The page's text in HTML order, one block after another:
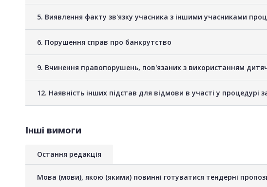
5. Виявлення факту зв'язку учасника з іншими учасниками
6. Порушення справ про банкрутство
9. Вчинення правопорушень, пов'язаних з використанням
12. Наявність інших підстав для відмови в участі у процедурі
Інші вимоги
Остання редакція
Мова (мови), якою (якими) повинні готуватися тендерні